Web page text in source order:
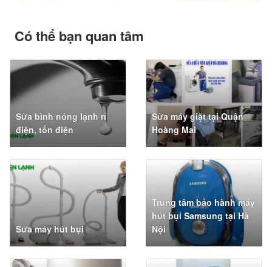
Có thể bạn quan tâm
Sửa bình nóng lạnh rỉ
điện, tốn điện
Sửa máy giặt tại Quận
Hoàng Mai
Sửa máy hút bụi
Trung tâm bảo hành máy
hút bụi Samsung tại Hà
Nội